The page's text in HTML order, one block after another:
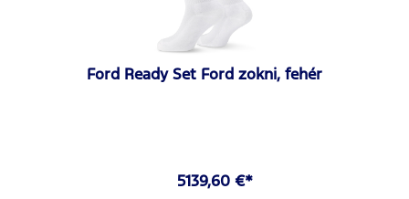
Ford Ready Set Ford zokni, fehér
5139,60 €*